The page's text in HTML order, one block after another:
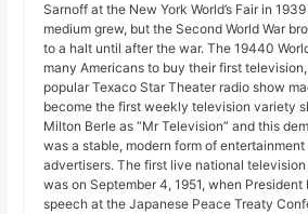
Sarnoff at the New York World’s Fair in
medium grew, but the Second World War
to a halt until after the war. The 19440
many Americans to buy their first
popular Texaco Star Theater radio show
become the first weekly television variety
Milton Berle as “Mr Television” and this
was a stable, modern form of
advertisers. The first live national
was on September 4, 1951, when President
speech at the Japanese Peace Treaty